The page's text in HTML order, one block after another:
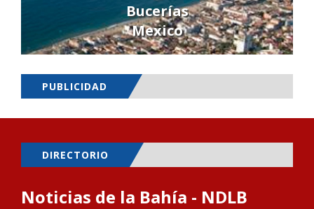
Bucerías
Mexico
PUBLICIDAD
DIRECTORIO
Noticias de la Bahía - NDLB